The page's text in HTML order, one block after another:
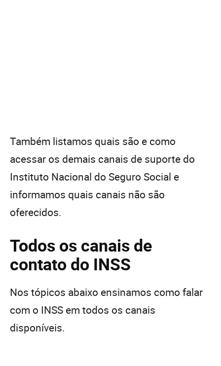
Também listamos quais são e como
acessar os demais canais de suporte do
Instituto Nacional do Seguro Social e
informamos quais canais não são
oferecidos.
Todos os canais de
contato do INSS
Nos tópicos abaixo ensinamos como falar
com o INSS em todos os canais
disponíveis.